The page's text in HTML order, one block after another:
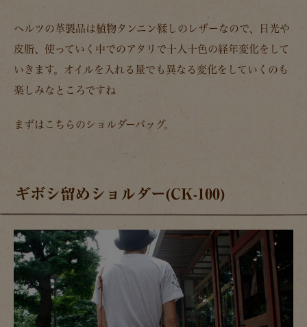
ヘルツの革製品は植物タンニン鞣しのレザーなので、日光や
皮脂、使っていく中でのアタリで十人十色の経年変化をして
いきます。オイルを入れる量でも異なる変化をしていくのも
楽しみなところですね
まずはこちらのショルダーバッグ。
ギボシ留めショルダー(CK-100)